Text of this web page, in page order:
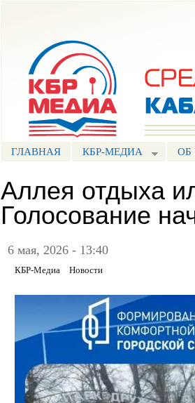
ГЛАВНАЯ КБР-МЕДИА ОБ
Аллея отдыха
Голосование
6 мая, 2026 - 13:40
КБР-Медиа Новости